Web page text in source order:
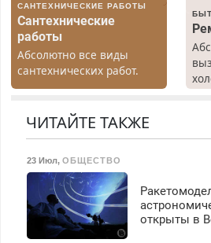
САНТЕХНИЧЕСКИЕ РАБОТЫ
Сантехнические
работы
Абсолютно все виды
сантехнических работ.
Быстро. Качественно.
ЧИТАЙТЕ ТАКЖЕ
23 Июл, ОБЩЕСТВО
открыты в